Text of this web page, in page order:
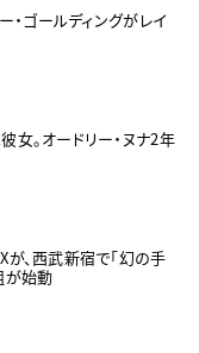
・ゴールディングがレイ
女。オードリー・ヌナ2年
、西武新宿で「幻の手
が始動